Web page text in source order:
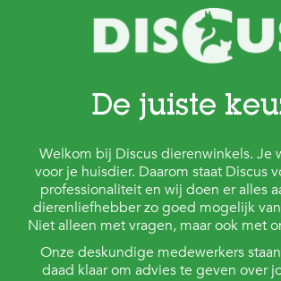
De juiste
Welkom bij Discus dierenwinkels. Je
voor je huisdier. Daarom staat Discus
professionaliteit en wij doen er alles
dierenliefhebber zo goed mogelijk
Niet alleen met vragen, maar ook met
Onze deskundige medewerkers
daad klaar om advies te geven over